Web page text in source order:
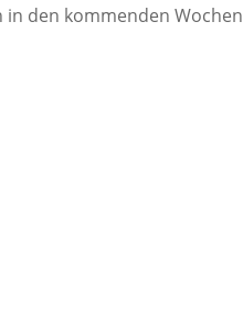
den kommenden Wochen